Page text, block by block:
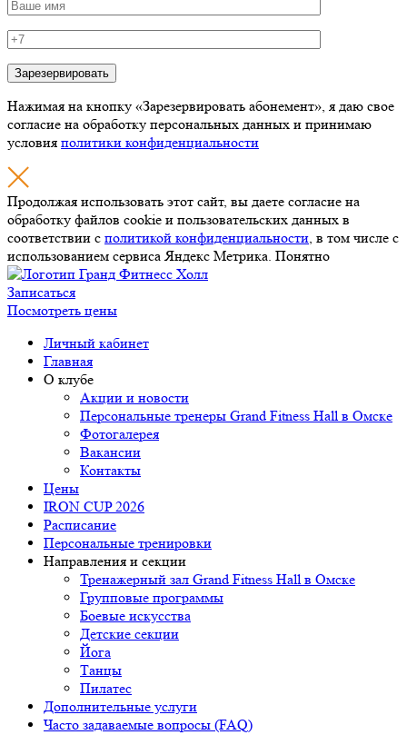
Нажимая на кнопку «Зарезервировать абонемент», я даю свое
согласие на обработку персональных данных и принимаю
условия политики конфиденциальности
Продолжая использовать этот сайт, вы даете согласие на
обработку файлов cookie и пользовательских данных в
соответствии с политикой конфиденциальности, в том числе с
использованием сервиса Яндекс Метрика. Понятно
Записаться
Посмотреть цены
Личный кабинет
Главная
О клубе
Акции и новости
Персональные тренеры Grand Fitness Hallв Омске
Фотогалерея
Вакансии
Контакты
Цены
IRON CUP 2026
Расписание
Персональные тренировки
Направления и секции
Тренажерный зал Grand Fitness Hall в Омске
Групповые программы
Боевые искусства
Детские секции
Йога
Танцы
Пилатес
Дополнительные услуги
Часто задаваемые вопросы (FAQ)